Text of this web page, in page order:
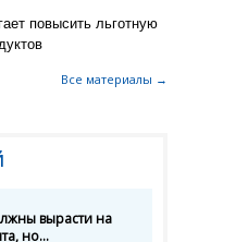
повысить льготную
Все материалы →
вырасти на
но...